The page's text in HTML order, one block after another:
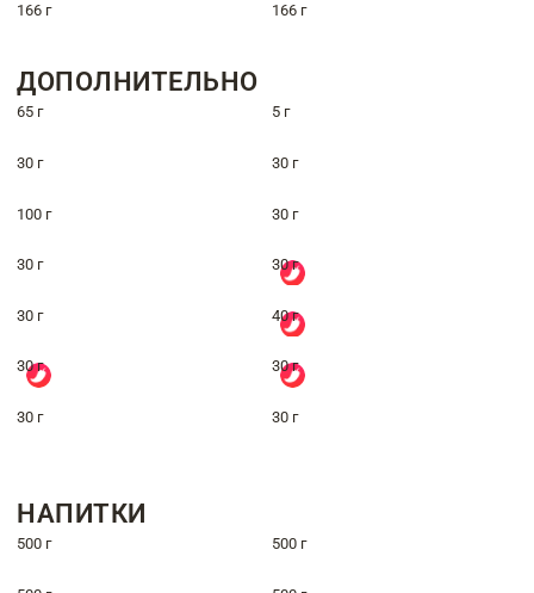
166 г 166 г
ДОПОЛНИТЕЛЬНО
65 г 5 г
30 г 30 г
100 г 30 г
30 г 30 г
30 г 40 г
30 г 30 г
30 г 30 г
НАПИТКИ
500 г 500 г